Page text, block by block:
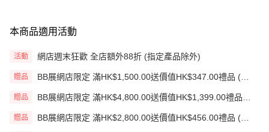
本商品適用活動
活動 網店週末狂歡 全店額外88折 (指定產品除外)
贈品
BB展網店限定 滿HK$1,500.00送價值HK$347.00禮品 (贈
贈品
BB展網店限定 滿HK$4,800.00送價值HK$1,399.00禮品
贈品
BB展網店限定 滿HK$2,800.00送價值HK$456.00禮品 (贈